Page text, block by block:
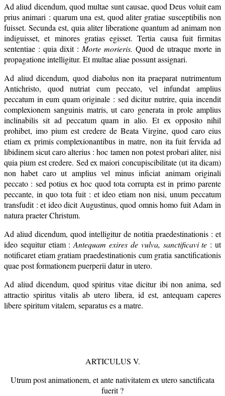
Ad aliud dicendum, quod multae sunt causae, quod Deus voluit eam
prius animari : quarum una est, quod aliter gratiae susceptibilis non
fuisset. Secunda est, quia aliter liberatione quantum ad animam non
indiguisset, et minores gratias egisset. Tertia causa fuit firmitas
sententiae : quia dixit : Morte morieris. Quod de utraque morte in
propagatione intelligitur. Et multae aliae possunt assignari.
Ad aliud dicendum, quod diabolus non ita praeparat nutrimentum
Antichristo, quod nutriat cum peccato, vel infundat amplius
peccatum in eum quam originale : sed dicitur nutrire, quia incendit
complexionem sanguinis matris, ut caro generata in prole amplius
inclinabilis sit ad peccatum quam in alio. Et ex opposito nihil
prohibet, imo pium est credere de Beata Virgine, quod caro eius
etiam ex primis complexionantibus in matre, non ita fuit fervida ad
libidinem sicut caro alterius : hoc tamen non potest probari aliter, nisi
quia pium est credere. Sed ex maiori concupiscibilitate (ut ita dicam)
non habet caro ut amplius vel minus inficiat animam originali
peccato : sed potius ex hoc quod tota corrupta est in primo parente
peccante, in quo tota fuit : et ideo etiam non nisi, unum peccatum
transfudit : et ideo dicit Augustinus, quod omnis homo fuit Adam in
natura praeter Christum.
Ad aliud dicendum, quod intelligitur de notitia praedestinationis : et
ideo sequitur etiam :Antequam exires de vulva, sanctificavi te : ut
notificaret etiam gratiam praedestinationis cum gratia sanctificationis
quae post formationem puerperii datur in utero.
Ad aliud dicendum, quod spiritus vitae dicitur ibi non anima, sed
attractio spiritus vitalis ab utero libera, id est, antequam caperes
libere spiritum vitalem, separatus es a matre.
ARTICULUS V.
Utrum post animationem, et ante nativitatem ex utero sanctificata
fuerit ?